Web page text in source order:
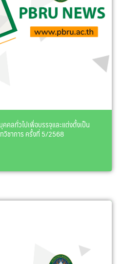
คลทั่วไปเพื่อบรรจุและแต่งตั้งเป็น
วิชาการ ครั้งที่ 5/2568